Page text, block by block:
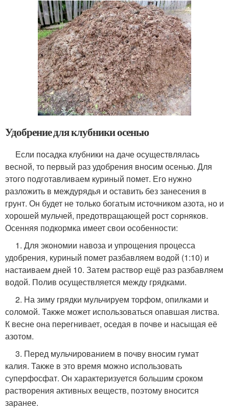
Удобрение для клубники осенью
Если посадка клубники на даче осуществлялась
весной, то первый раз удобрения вносим осенью. Для
этого подготавливаем куриный помет. Его нужно
разложить в междурядья и оставить без занесения в
грунт. Он будет не только богатым источником азота, но и
хорошей мульчей, предотвращающей рост сорняков.
Осенняя подкормка имеет свои особенности:
1. Для экономии навоза и упрощения процесса
удобрения, куриный помет разбавляем водой (1:10) и
настаиваем дней 10. Затем раствор ещё раз разбавляем
водой. Полив осуществляется между грядками.
2. На зиму грядки мульчируем торфом, опилками и
соломой. Также может использоваться опавшая листва.
К весне она перегнивает, оседая в почве и насыщая её
азотом.
3. Перед мульчированием в почву вносим гумат
калия. Также в это время можно использовать
суперфосфат. Он характеризуется большим сроком
растворения активных веществ, поэтому вносится
заранее.